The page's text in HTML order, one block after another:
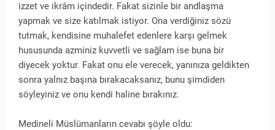
izzet ve ikrâm içindedir. Fakat sizinle bir andlaşma
yapmak ve size katılmak istiyor. Ona verdiğiniz sözü
tutmak, kendisine muhalefet edenlere karşı gelmek
hususunda azminiz kuvvetli ve sağlam ise buna bir
diyecek yoktur. Fakat onu ele verecek, yanınıza geldikten
sonra yalnız başına bırakacaksanız, bunu şimdiden
söyleyiniz ve onu kendi haline bırakınız.
Medineli Müslümanların cevabı şöyle oldu: